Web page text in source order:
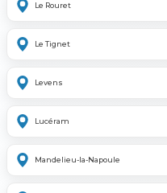
Le Rouret
Le Tignet
Levens
Lucéram
Mandelieu-la-Napoule